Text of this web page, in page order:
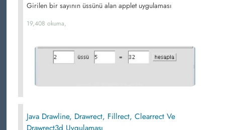
Girilen bir sayının üssünü alan applet uygulaması
19,408 okuma,
Java Drawline, Drawrect, Fillrect, Clearrect Ve